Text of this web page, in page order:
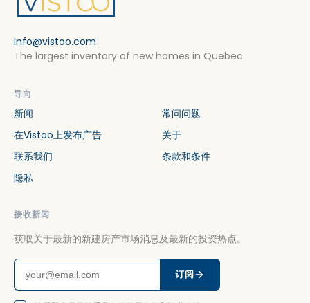
info@vistoo.com
The largest inventory of new homes in Quebec
导向
新闻
常问问题
在Vistoo上发布广告
关于
联系我们
条款和条件
隐私
接收新闻
获取关于最新的新建房产市场消息及最新的投资热点。
订阅